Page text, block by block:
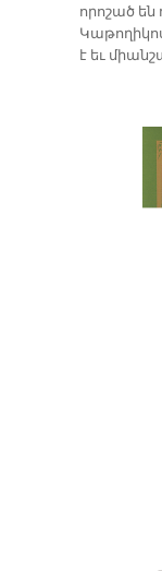
որոշած
է եւ